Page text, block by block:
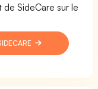
SideCare sur le